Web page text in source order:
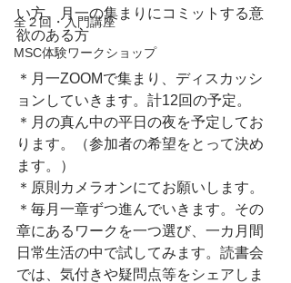
全２回・入門講座
MSC体験ワークショップ
い方、月一の集まりにコミットする意
欲のある方
＊月一ZOOMで集まり、ディスカッシ
ョンしていきます。計12回の予定。
＊月の真ん中の平日の夜を予定してお
ります。（参加者の希望をとって決め
ます。）
＊原則カメラオンにてお願いします。
＊毎月一章ずつ進んでいきます。その
章にあるワークを一つ選び、一カ月間
日常生活の中で試してみます。読書会
では、気付きや疑問点等をシェアしま